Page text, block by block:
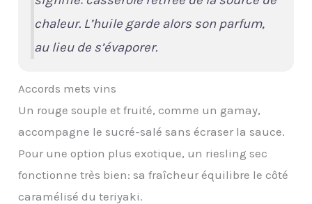
chaleur. L’huile garde alors son parfum,
au lieu de s’évaporer.
Accords mets vins
Un rouge souple et fruité, comme un gamay,
accompagne le sucré-salé sans écraser la sauce.
Pour une option plus exotique, un riesling sec
fonctionne très bien: sa fraîcheur équilibre le côté
caramélisé du teriyaki.